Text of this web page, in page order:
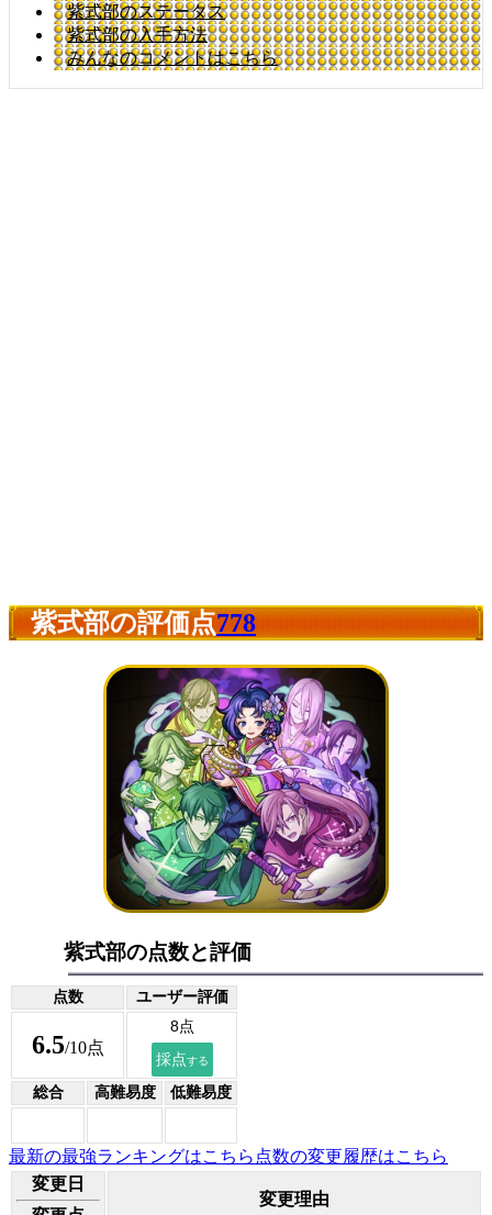
紫式部のステータス
紫式部の入手方法
みんなのコメントはこちら
紫式部の評価点778
紫式部の点数と評価
点数 ユーザー評価
6.5/10点
総合 高難易度 低難易度
最新の最強ランキングはこちら 点数の変更履歴はこちら
変更日
変更理由